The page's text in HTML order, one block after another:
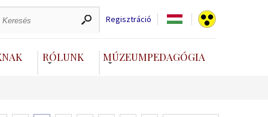
Regisztráció
RÓLUNK MÚZEUMPEDAGÓGIA